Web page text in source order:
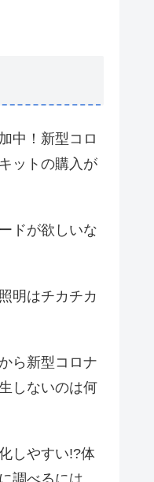
中！新型コロ
ットの購入が
ドが欲しいな
明はチカチカ
ら新型コロナ
しないのは何
しやすい!?体
調べるには